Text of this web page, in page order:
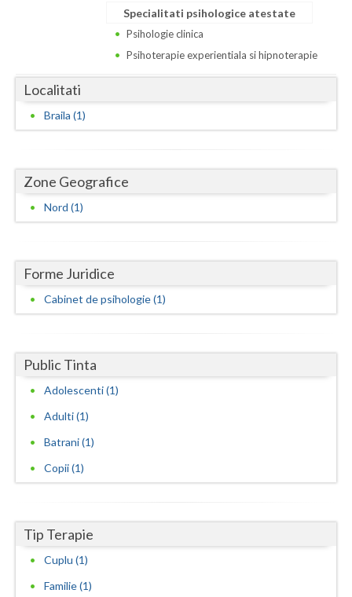
Dolj
Galati
Gorj
Harghita
Ialomita
Iasi
Maramures
Mehedinti
Mures
Olt
Salaj
Specialitati psihologice atestate
Psihologie clinica
Psihoterapie experientiala si hipnoterapie
Localitati
Braila (1)
Zone Geografice
Nord (1)
Forme Juridice
Cabinet de psihologie (1)
Public Tinta
Adolescenti (1)
Adulti (1)
Batrani (1)
Copii (1)
Tip Terapie
Cuplu (1)
Familie (1)